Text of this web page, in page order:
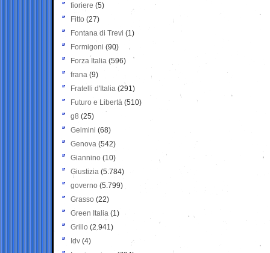
fioriere (5)
Fitto (27)
Fontana di Trevi (1)
Formigoni (90)
Forza Italia (596)
frana (9)
Fratelli d'Italia (291)
Futuro e Libertà (510)
g8 (25)
Gelmini (68)
Genova (542)
Giannino (10)
Giustizia (5.784)
governo (5.799)
Grasso (22)
Green Italia (1)
Grillo (2.941)
Idv (4)